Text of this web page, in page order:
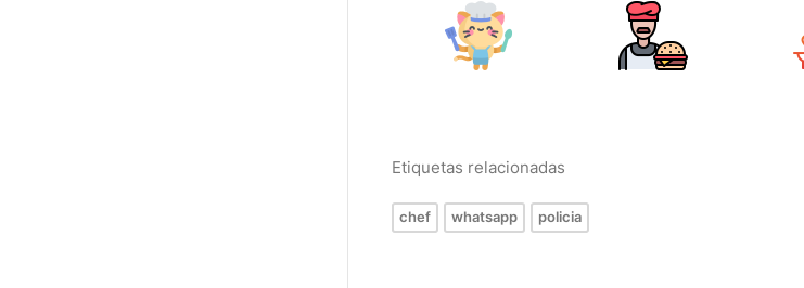
Etiquetas relacionadas
chef whatsapp policia